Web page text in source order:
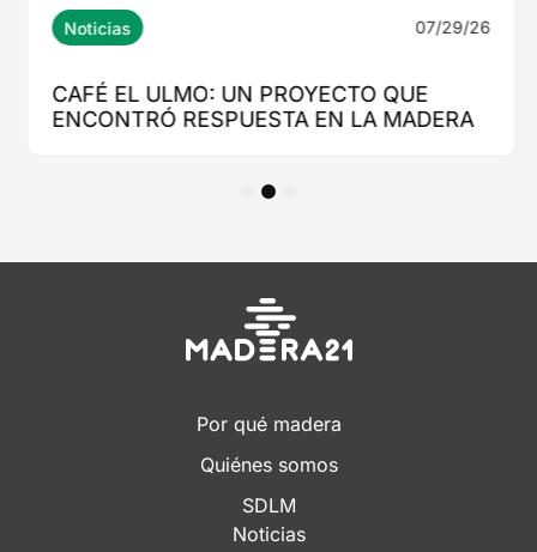
Por qué madera
Quiénes somos
SDLM
Noticias